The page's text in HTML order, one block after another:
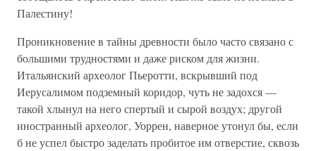
Палестину!
Проникновение в тайны древности было часто связано с
большими трудностями и даже риском для жизни.
Итальянский археолог Пьеротти, вскрывший под
Иерусалимом подземный коридор, чуть не задохся —
такой хлынул на него спертый и сырой воздух; другой
иностранный археолог, Уоррен, наверное утонул бы, если
б не успел быстро заделать пробитое им отверстие, сквозь